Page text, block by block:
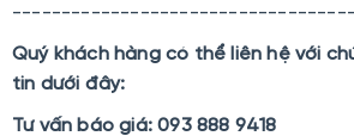
Quý khách hàng có thể liên hệ với
tin dưới đây:
Tư vấn báo giá: 093 888 9418